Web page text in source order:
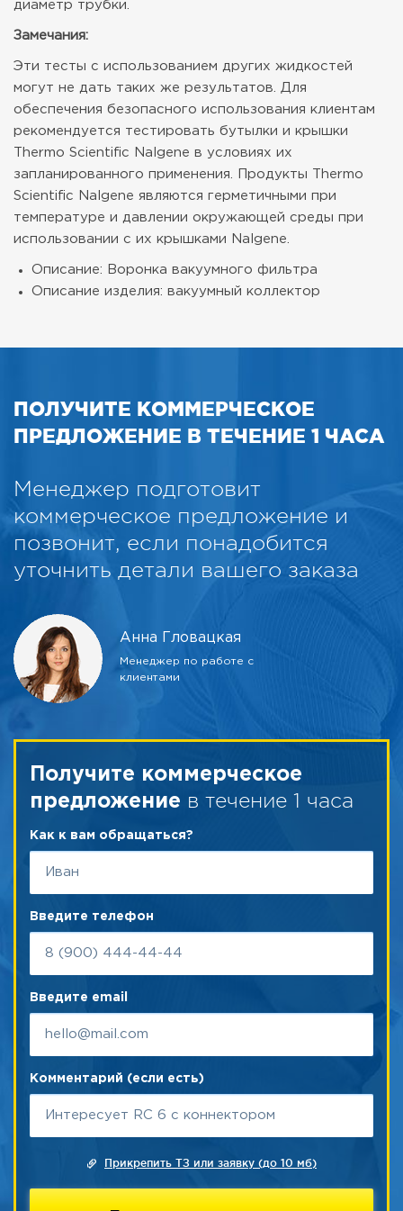
диаметр трубки.
Замечания:
Эти тесты с использованием других жидкостей
могут не дать таких же результатов. Для
обеспечения безопасного использования клиентам
рекомендуется тестировать бутылки и крышки
Thermo Scientific Nalgene в условиях их
запланированного применения. Продукты Thermo
Scientific Nalgene являются герметичными при
температуре и давлении окружающей среды при
использовании с их крышками Nalgene.
Описание: Воронка вакуумного фильтра
Описание изделия: вакуумный коллектор
ПОЛУЧИТЕ КОММЕРЧЕСКОЕ
ПРЕДЛОЖЕНИЕ В ТЕЧЕНИЕ 1 ЧАСА
Менеджер подготовит
коммерческое предложение и
позвонит, если понадобится
уточнить детали вашего заказа
Анна Гловацкая
Менеджер по работе с
клиентами
Получите коммерческое
предложение в течение 1 часа
Как к вам обращаться?
Введите телефон
Введите email
Комментарий (если есть)
Прикрепить ТЗ или заявку (до 10 мб)